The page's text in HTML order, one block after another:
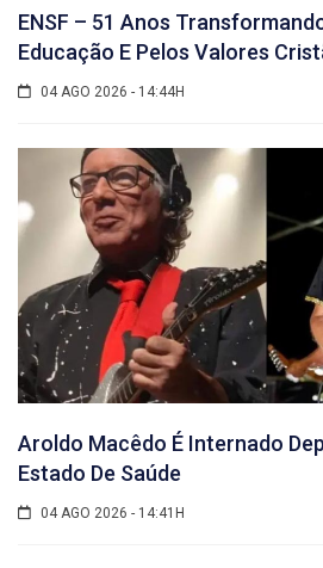
ENSF – 51 Anos
Educação E Pelos Valores
04 AGO 2026 - 14:44H
Aroldo Macêdo É Internado
Estado De Saúde
04 AGO 2026 - 14:41H